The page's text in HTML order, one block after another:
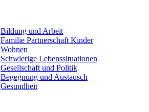
Bildung und Arbeit
Familie Partnerschaft Kinder
Wohnen
Schwierige Lebens­situationen
Gesellschaft und Politik
Begegnung und Austausch
Gesundheit